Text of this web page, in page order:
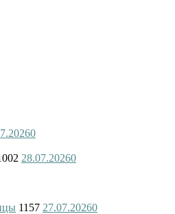
0
28.07.20260
1157 27.07.20260